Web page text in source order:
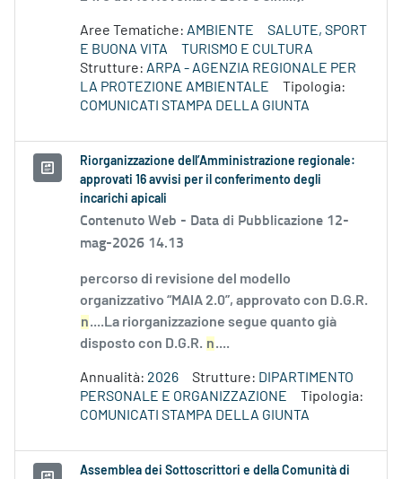
Aree Tematiche: AMBIENTE
SALUTE, SPORT
E BUONA VITA
TURISMO E CULTURA
Strutture: ARPA - AGENZIA REGIONALE PER
LA PROTEZIONE AMBIENTALE
Tipologia:
COMUNICATI STAMPA DELLA GIUNTA
Riorganizzazione dell’Amministrazione regionale:
approvati 16 avvisi per il conferimento degli
incarichi apicali
Contenuto Web - Data di Pubblicazione 12-
mag-2026 14.13
percorso di revisione del modello
organizzativo “MAIA 2.0”, approvato con D.G.R.
n....La riorganizzazione segue quanto già
disposto con D.G.R. n....
Annualità: 2026 Strutture: DIPARTIMENTO
PERSONALE E ORGANIZZAZIONE
Tipologia:
COMUNICATI STAMPA DELLA GIUNTA
Assemblea dei Sottoscrittori e della Comunità di